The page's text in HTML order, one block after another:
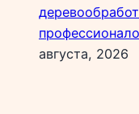
августа, 2026